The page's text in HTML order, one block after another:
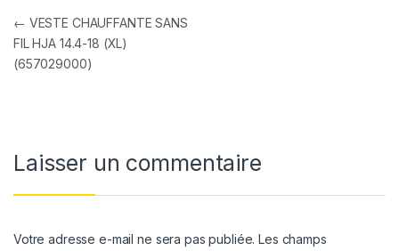
Navigation de l’article
← VESTE CHAUFFANTE SANS
FIL HJA 14.4-18 (XL)
(657029000)
Laisser un commentaire
Votre adresse e-mail ne sera pas publiée. Les champs